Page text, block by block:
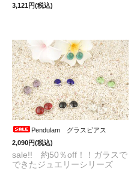
3,121円(税込)
Pendulam グラスピアス
2,090円(税込)
sale!! 約50％off！！ガラスで
できたジュエリーシリーズ